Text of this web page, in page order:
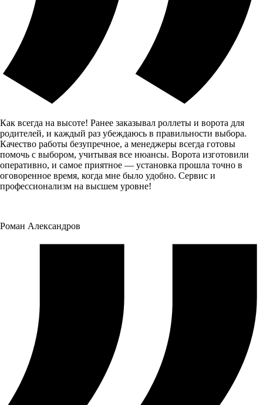
Как всегда на высоте! Ранее заказывал роллеты и ворота для
родителей, и каждый раз убеждаюсь в правильности выбора.
Качество работы безупречное, а менеджеры всегда готовы
помочь с выбором, учитывая все нюансы. Ворота изготовили
оперативно, и самое приятное — установка прошла точно в
оговоренное время, когда мне было удобно. Сервис и
профессионализм на высшем уровне!
Роман Александров